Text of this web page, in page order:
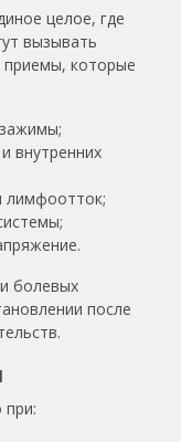
целое, где
вызывать
приемы, которые
внутренних
лимфоотток;
болевых
после
при: